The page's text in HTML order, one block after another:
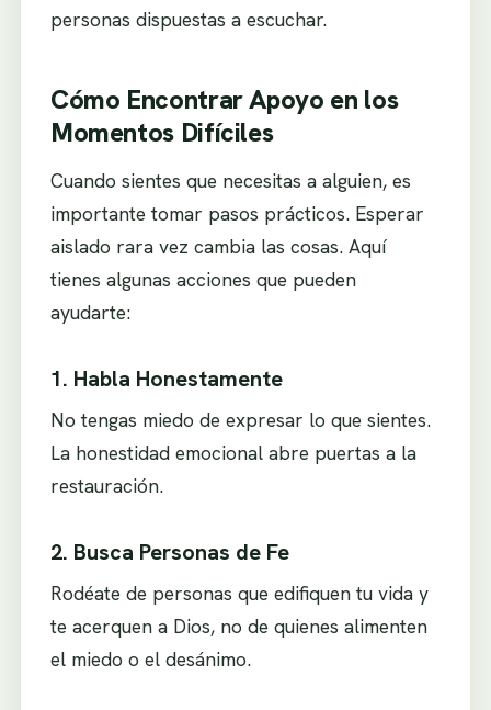
personas dispuestas a escuchar.
Cómo Encontrar Apoyo en los
Momentos Difíciles
Cuando sientes que necesitas a alguien, es
importante tomar pasos prácticos. Esperar
aislado rara vez cambia las cosas. Aquí
tienes algunas acciones que pueden
ayudarte:
1. Habla Honestamente
No tengas miedo de expresar lo que sientes.
La honestidad emocional abre puertas a la
restauración.
2. Busca Personas de Fe
Rodéate de personas que edifiquen tu vida y
te acerquen a Dios, no de quienes alimenten
el miedo o el desánimo.